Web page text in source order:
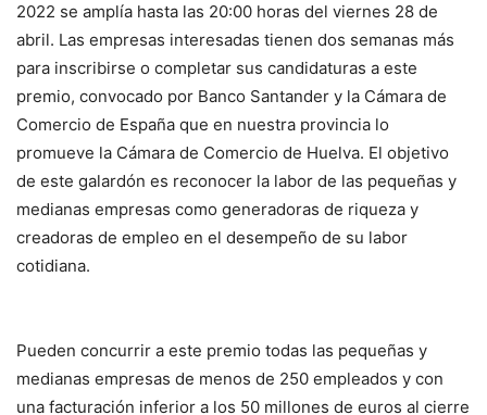
2022 se amplía hasta las 20:00 horas del viernes 28 de
abril. Las empresas interesadas tienen dos semanas más
para inscribirse o completar sus candidaturas a este
premio, convocado por Banco Santander y la Cámara de
Comercio de España que en nuestra provincia lo
promueve la Cámara de Comercio de Huelva. El objetivo
de este galardón es reconocer la labor de las pequeñas y
medianas empresas como generadoras de riqueza y
creadoras de empleo en el desempeño de su labor
cotidiana.
Pueden concurrir a este premio todas las pequeñas y
medianas empresas de menos de 250 empleados y con
una facturación inferior a los 50 millones de euros al cierre